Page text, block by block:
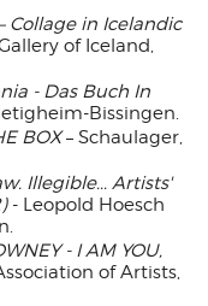
Collage in Icelandic
of Iceland,
- Das Buch In
Bissingen.
BOX– Schaulager,
Illegible... Artists'
- Leopold Hoesch
- I AM YOU,
of Artists,